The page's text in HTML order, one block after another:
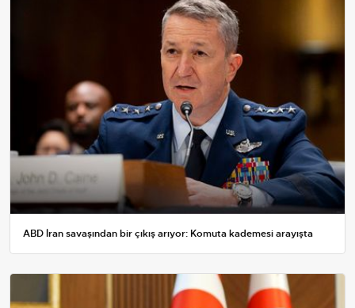
ABD İran savaşından bir çıkış arıyor: Komuta kademesi arayışta